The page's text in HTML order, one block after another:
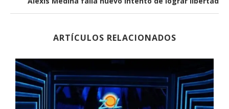
ARTÍCULOS RELACIONADOS